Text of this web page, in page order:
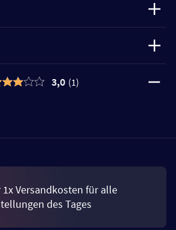
3,0 (1)
1x Versandkosten für alle
des Tages